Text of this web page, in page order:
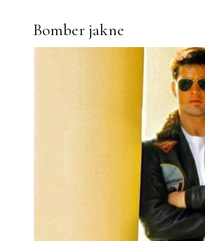
Bomber jakne